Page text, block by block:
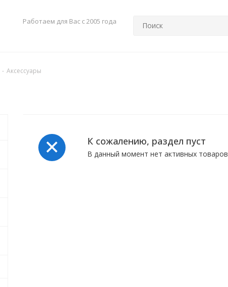
Работаем для Вас с 2005 года
- Аксессуары
К сожалению, раздел пуст
В данный момент нет активных товаров